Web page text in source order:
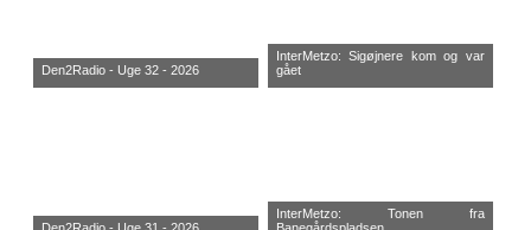
Den2Radio - Uge 32 - 2026
InterMetzo: Sigøjnere kom og var
gået
InterMetzo: Tonen fra